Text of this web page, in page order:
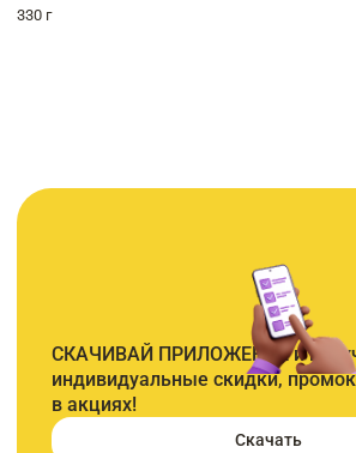
330 г
СКАЧИВАЙ ПРИЛОЖЕНИЕ и
индивидуальные скидки,
в акциях!
Скачать